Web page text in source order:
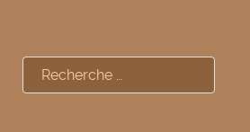
Rechercher